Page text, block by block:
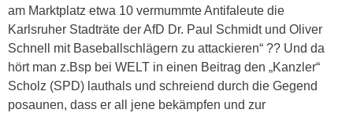
am Marktplatz etwa 10 vermummte Antifaleute die
Karlsruher Stadträte der AfD Dr. Paul Schmidt und Oliver
Schnell mit Baseballschlägern zu attackieren“ ?? Und da
hört man z.Bsp bei WELT in einen Beitrag den „Kanzler“
Scholz (SPD) lauthals und schreiend durch die Gegend
posaunen, dass er all jene bekämpfen und zur